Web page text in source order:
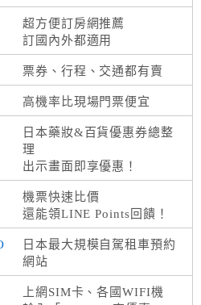
超方便訂房網推薦
訂國內外都適用
票券、行程、交通都有賣
高機率比現場門票便宜
日本藥妝&百貨優惠券總整
理
出示畫面即享優惠！
機票快速比價
還能領LINE Points回饋！
日本最大規模自駕租車預約
網站
上網SIM卡、各國WIFI機